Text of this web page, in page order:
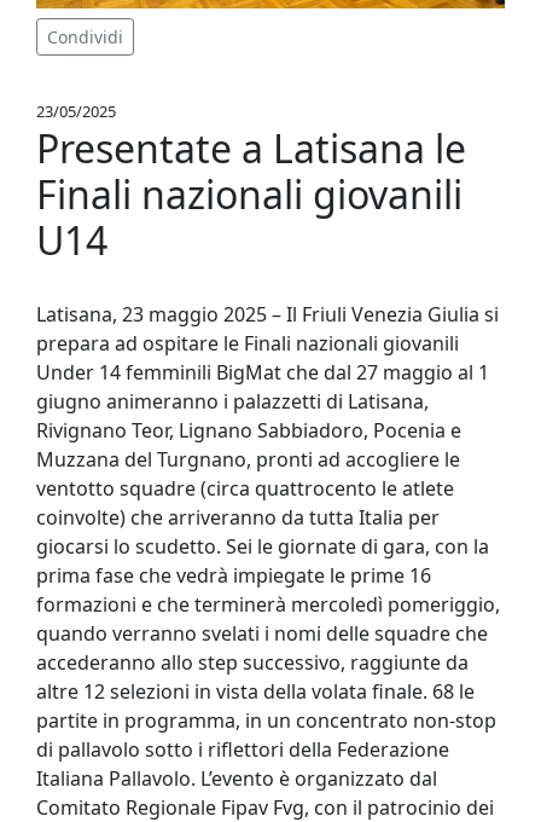
Condividi
23/05/2025
Presentate a Latisana le
Finali nazionali giovanili
U14
Latisana, 23 maggio 2025 – Il Friuli Venezia Giulia si
prepara ad ospitare le Finali nazionali giovanili
Under 14 femminili BigMat che dal 27 maggio al 1
giugno animeranno i palazzetti di Latisana,
Rivignano Teor, Lignano Sabbiadoro, Pocenia e
Muzzana del Turgnano, pronti ad accogliere le
ventotto squadre (circa quattrocento le atlete
coinvolte) che arriveranno da tutta Italia per
giocarsi lo scudetto. Sei le giornate di gara, con la
prima fase che vedrà impiegate le prime 16
formazioni e che terminerà mercoledì pomeriggio,
quando verranno svelati i nomi delle squadre che
accederanno allo step successivo, raggiunte da
altre 12 selezioni in vista della volata finale. 68 le
partite in programma, in un concentrato non-stop
di pallavolo sotto i riflettori della Federazione
Italiana Pallavolo. L’evento è organizzato dal
Comitato Regionale Fipav Fvg, con il patrocinio dei